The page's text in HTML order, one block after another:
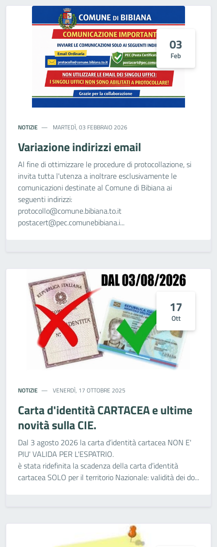
03
Feb
NOTIZIE MARTEDÌ, 03 FEBBRAIO 2026
Variazione indirizzi email
Al fine di ottimizzare le procedure di protocollazione, si
invita tutta l'utenza a inoltrare esclusivamente le
comunicazioni destinate al Comune di Bibiana ai
seguenti indirizzi:
protocollo@comune.bibiana.to.it
postacert@pec.comunebibiana.i...
17
Ott
NOTIZIE VENERDÌ, 17 OTTOBRE 2025
Carta d'identità CARTACEA e ultime
novità sulla CIE.
Dal 3 agosto 2026 la carta d’identità cartacea NON E'
PIU' VALIDA PER L'ESPATRIO.
è stata ridefinita la scadenza della carta d’identità
cartacea SOLO per il territorio Nazionale: validità dei do...